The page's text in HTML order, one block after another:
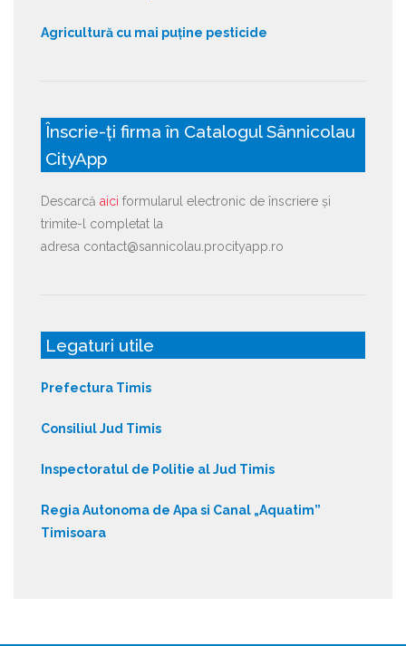
Agricultură cu mai puține pesticide
Înscrie-ți firma în Catalogul Sânnicolau
CityApp
Descarcă aici formularul electronic de înscriere și
trimite-l completat la
adresa contact@sannicolau.procityapp.ro
Legaturi utile
Prefectura Timis
Consiliul Jud Timis
Inspectoratul de Politie al Jud Timis
Regia Autonoma de Apa si Canal „Aquatim”
Timisoara